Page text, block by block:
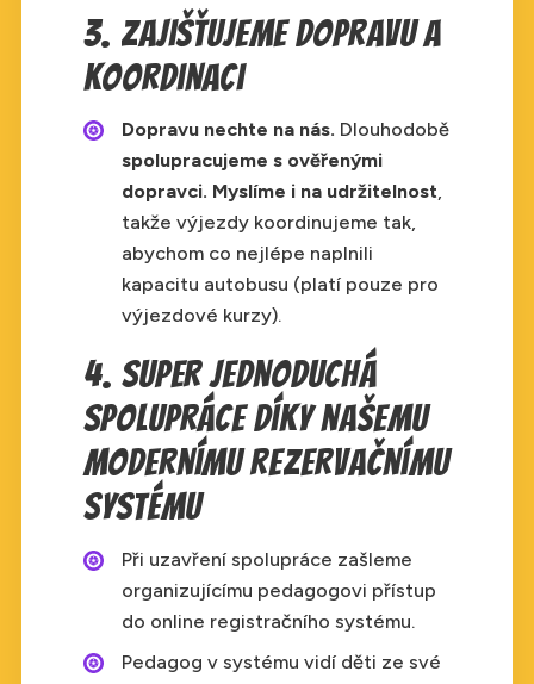
3. Zajišťujeme dopravu a
koordinaci
Dopravu nechte na nás. Dlouhodobě
spolupracujeme s ověřenými
dopravci. Myslíme i na udržitelnost,
takže výjezdy koordinujeme tak,
abychom co nejlépe naplnili
kapacitu autobusu (platí pouze pro
výjezdové kurzy).
4. Super jednoduchá
spolupráce díky našemu
modernímu rezervačnímu
systému
Při uzavření spolupráce zašleme
organizujícímu pedagogovi přístup
do online registračního systému.
Pedagog v systému vidí děti ze své